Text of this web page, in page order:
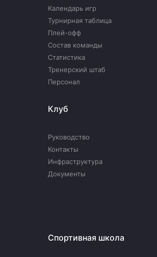
Календарь игр
Турнирная таблица
Плей-офф
Состав команды
Статистика
Тренерский штаб
Персонал
Клуб
Руководство
Контакты
Инфраструктура
Документы
Спортивная школа